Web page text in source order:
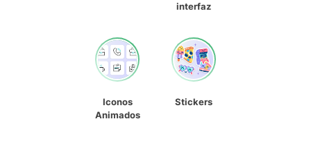
interfaz
Iconos
Animados
Stickers